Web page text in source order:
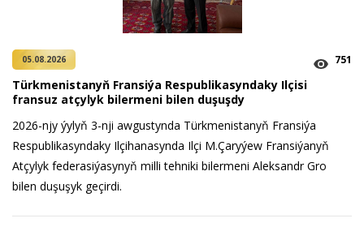
05.08.2026 751
Türkmenistanyň Fransiýa Respublikasyndaky Ilçisi
fransuz atçylyk bilermeni bilen duşuşdy
2026-njy ýylyň 3-nji awgustynda Türkmenistanyň Fransiýa
Respublikasyndaky Ilçihanasynda Ilçi M.Çaryýew Fransiýanyň
Atçylyk federasiýasynyň milli tehniki bilermeni Aleksandr Gro
bilen duşuşyk geçirdi.